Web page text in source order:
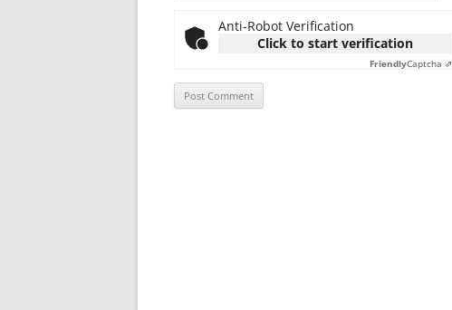
Anti-Robot Verification
Click to start verification
FriendlyCaptcha ⇗